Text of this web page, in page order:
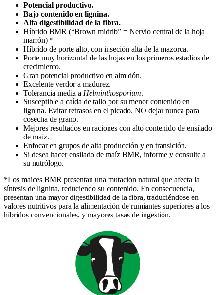
Potencial productivo.
Bajo contenido en lignina.
Alta digestibilidad de la fibra.
Híbrido BMR (“Brown midrib” = Nervio central de la hoja
marrón) *
Híbrido de porte alto, con inseción alta de la mazorca.
Porte muy horizontal de las hojas en los primeros estadios de
crecimiento.
Gran potencial productivo en almidón.
Excelente verdor a madurez.
Tolerancia media a Helminthosporium.
Susceptible a caída de tallo por su menor contenido en
lignina. Evitar retrasos en el picado. NO dejar nunca para
cosecha de grano.
Mejores resultados en raciones con alto contenido de ensilado
de maíz.
Enfocar en grupos de alta producción y en transición.
Si desea hacer ensilado de maíz BMR, informe y consulte a
su nutrólogo.
*Los maíces BMR presentan una mutación natural que afecta la
síntesis de lignina, reduciendo su contenido. En consecuencia,
presentan una mayor digestibilidad de la fibra, traduciéndose en
valores nutritivos para la alimentación de rumiantes superiores a los
híbridos convencionales, y mayores tasas de ingestión.